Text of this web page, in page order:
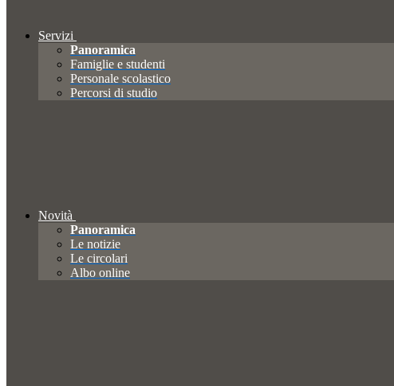
Servizi
Panoramica
Famiglie e studenti
Personale scolastico
Percorsi di studio
Novità
Panoramica
Le notizie
Le circolari
Albo online